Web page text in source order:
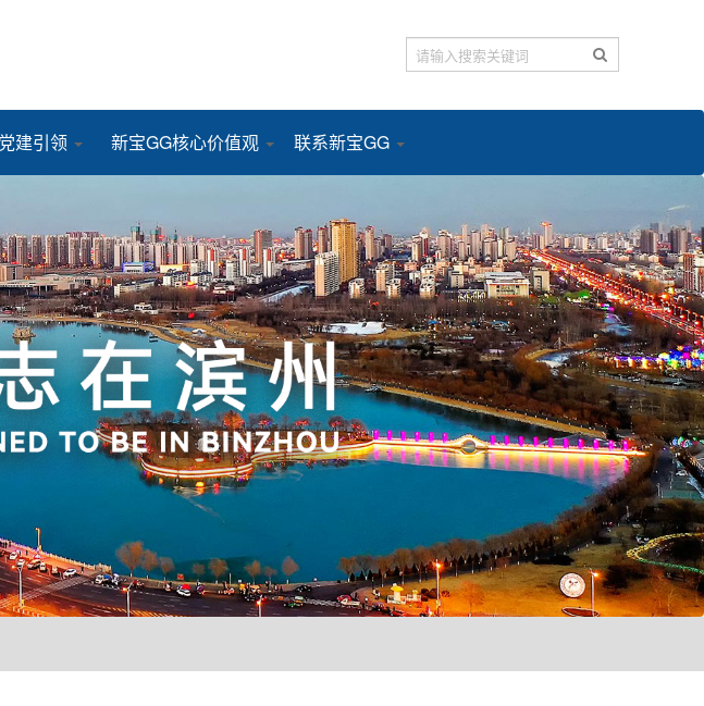
建引领 新宝GG核心价值观 联系新宝GG